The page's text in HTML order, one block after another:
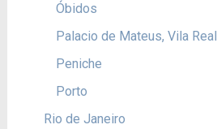
Óbidos
Palacio de Mateus, Vila Real
Peniche
Porto
Rio de Janeiro